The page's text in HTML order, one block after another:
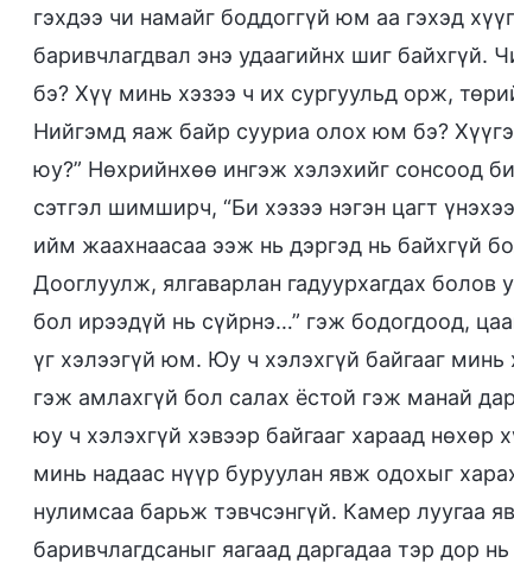
гэхдээ чи намайг боддоггүй юм аа гэхэд
баривчлагдвал энэ удаагийнх шиг
бэ? Хүү минь хэзээ ч их сургуульд орж,
Нийгэмд яаж байр сууриа олох юм бэ?
юу?” Нөхрийнхөө ингэж хэлэхийг сонсоод
сэтгэл шимширч, “Би хэзээ нэгэн цагт
ийм жаахнаасаа ээж нь дэргэд нь байхгүй
Дооглуулж, ялгаварлан гадуурхагдах
бол ирээдүй нь сүйрнэ…” гэж бодогдоод,
үг хэлээгүй юм. Юу ч хэлэхгүй байгааг минь
гэж амлахгүй бол салах ёстой гэж манай
юу ч хэлэхгүй хэвээр байгааг хараад нөхөр
минь надаас нүүр буруулан явж одохыг
нулимсаа барьж тэвчсэнгүй. Камер луугаа
баривчлагдсаныг яагаад даргадаа тэр дор